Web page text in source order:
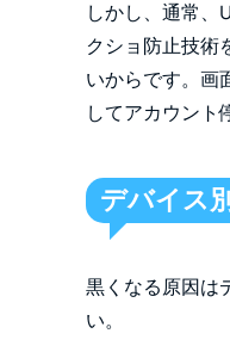
しかし、通常、
クショ防止技術
いからです。画
してアカウント
デバイス
黒くなる原因は
い。